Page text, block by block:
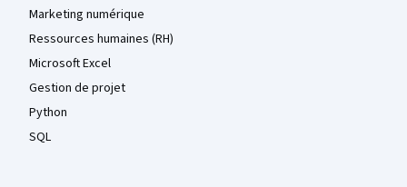
Marketing numérique
Ressources humaines (RH)
Microsoft Excel
Gestion de projet
Python
SQL